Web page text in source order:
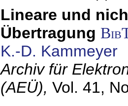
Lineare und
Übertragung
K.-D. Kammeyer
Archiv für
(AEÜ), Vol. 41,